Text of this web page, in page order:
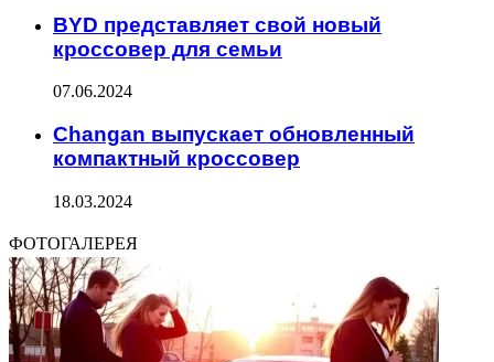
BYD представляет свой новый
кроссовер для семьи
07.06.2024
Changan выпускает обновленный
компактный кроссовер
18.03.2024
ФОТОГАЛЕРЕЯ